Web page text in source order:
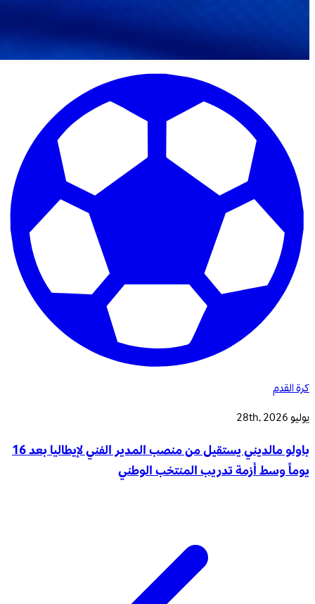
كرة القدم
يوليو 28th, 2026
باولو مالديني يستقيل من منصب المدير الفني لإيطاليا بعد 16
يوماً وسط أزمة تدريب المنتخب الوطني